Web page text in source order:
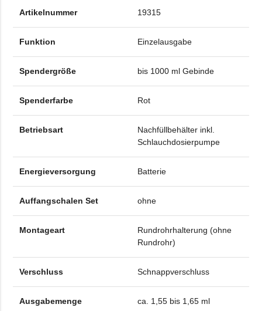
Artikelnummer 19315
Funktion Einzelausgabe
Spendergröße bis 1000 ml Gebinde
Spenderfarbe Rot
Betriebsart
Nachfüllbehälter inkl.
Schlauchdosierpumpe
Energieversorgung Batterie
Auffangschalen Set ohne
Montageart
Rundrohrhalterung (ohne
Rundrohr)
Verschluss Schnappverschluss
Ausgabemenge ca. 1,55 bis 1,65 ml